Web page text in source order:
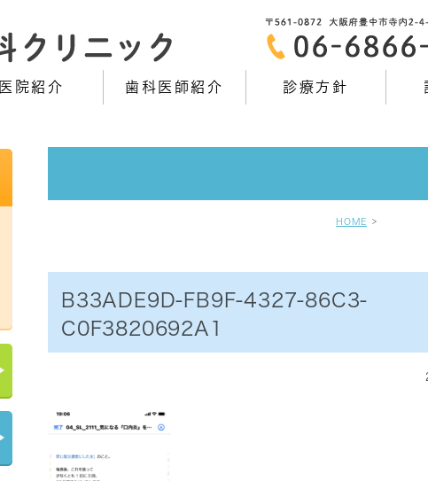
医院紹介 歯科医師紹介 診療方針
HOME
B33ADE9D-FB9F-4327-86C3-
C0F3820692A1